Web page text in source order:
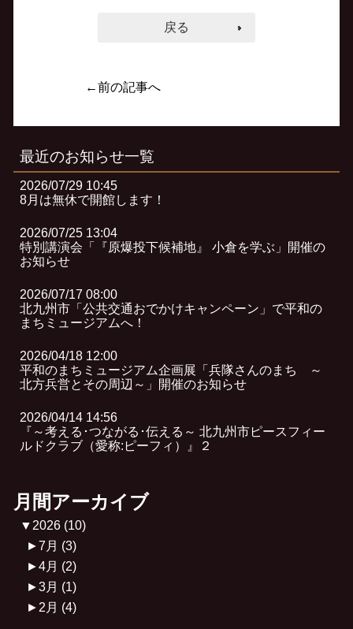
戻る
←前の記事へ
最近のお知らせ一覧
2026/07/29 10:45
8月は無休で開館します！
2026/07/25 13:04
特別講演会「『原爆投下候補地』 小倉を学ぶ」開催の
お知らせ
2026/07/17 08:00
北九州市「公共交通おでかけキャンペーン」で平和の
まちミュージアムへ！
2026/04/18 12:00
平和のまちミュージアム企画展「兵隊さんのまち ～
北方兵営とその周辺～」開催のお知らせ
2026/04/14 14:56
『～考える･つながる･伝える～ 北九州市ピースフィー
ルドクラブ（愛称:ピーフィ）』２
月間アーカイブ
▼ 2026 (10)
►7月 (3)
►4月 (2)
►3月 (1)
► 2月 (4)